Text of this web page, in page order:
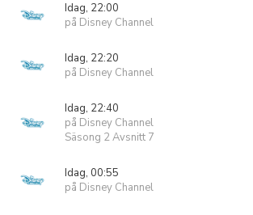
Idag, 22:00
på Disney Channel
Idag, 22:20
på Disney Channel
Idag, 22:40
på Disney Channel
Säsong 2 Avsnitt 7
Idag, 00:55
på Disney Channel